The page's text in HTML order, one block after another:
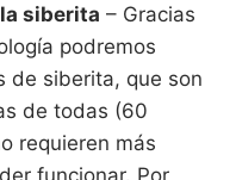
siberita – Gracias
podremos
de siberita, que son
de todas (60
requieren más
funcionar. Por